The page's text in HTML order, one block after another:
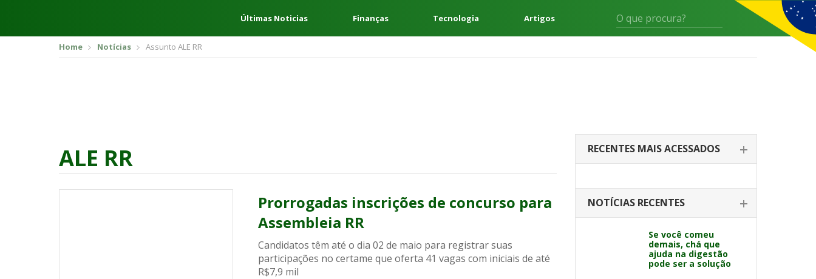
Últimas Noticias Finanças Tecnologia Artigos
Home Notícias Assunto ALE RR
ALE RR
Prorrogadas inscrições de concurso para
Assembleia RR
Candidatos têm até o dia 02 de maio para registrar suas
participações no certame que oferta 41 vagas com iniciais de até
R$7,9 mil
RECENTES MAIS ACESSADOS
NOTÍCIAS RECENTES
Se você comeu
demais, chá que
ajuda na digestão
pode ser a solução